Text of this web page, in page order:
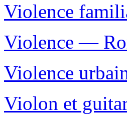
Violence
Violence —
Violence
Violon et